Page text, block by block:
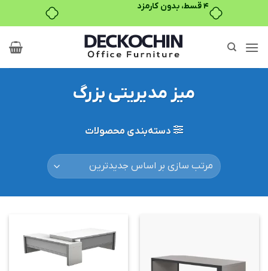
۴ قسط، بدون کارمزد
میز مدیریتی بزرگ
دسته‌بندی محصولات